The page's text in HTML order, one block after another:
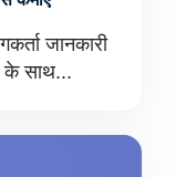
जानकारी
के साथ...